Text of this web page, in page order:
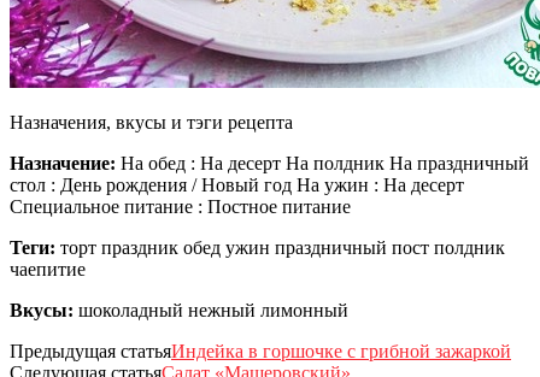
Назначения, вкусы и тэги рецепта
Назначение: На обед : На десерт На полдник На праздничный
стол : День рождения / Новый год На ужин : На десерт
Специальное питание : Постное питание
Теги: торт праздник обед ужин праздничный пост полдник
чаепитие
Вкусы: шоколадный нежный лимонный
Предыдущая статьяИндейка в горшочке с грибной зажаркой